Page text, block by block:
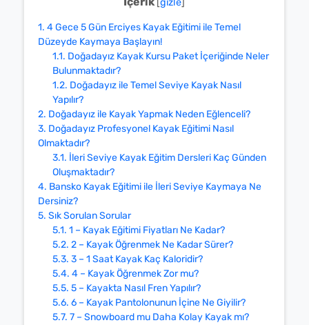
[gizle]
1. 4 Gece 5 Gün Erciyes Kayak Eğitimi ile Temel
Düzeyde Kaymaya Başlayın!
1.1. Doğadayız Kayak Kursu Paket İçeriğinde Neler
Bulunmaktadır?
1.2. Doğadayız ile Temel Seviye Kayak Nasıl
Yapılır?
2. Doğadayız ile Kayak Yapmak Neden Eğlenceli?
3. Doğadayız Profesyonel Kayak Eğitimi Nasıl
Olmaktadır?
3.1. İleri Seviye Kayak Eğitim Dersleri Kaç Günden
Oluşmaktadır?
4. Bansko Kayak Eğitimi ile İleri Seviye Kaymaya Ne
Dersiniz?
5. Sık Sorulan Sorular
5.1. 1 – Kayak Eğitimi Fiyatları Ne Kadar?
5.2. 2 – Kayak Öğrenmek Ne Kadar Sürer?
5.3. 3 – 1 Saat Kayak Kaç Kaloridir?
5.4. 4 – Kayak Öğrenmek Zor mu?
5.5. 5 – Kayakta Nasıl Fren Yapılır?
5.6. 6 – Kayak Pantolonunun İçine Ne Giyilir?
5.7. 7 – Snowboard mu Daha Kolay Kayak mı?